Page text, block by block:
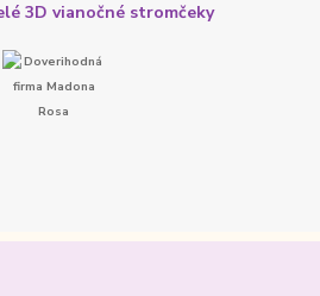
3D vianočné stromčeky